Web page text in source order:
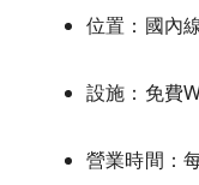
位置：國內
設施：免費
營業時間：